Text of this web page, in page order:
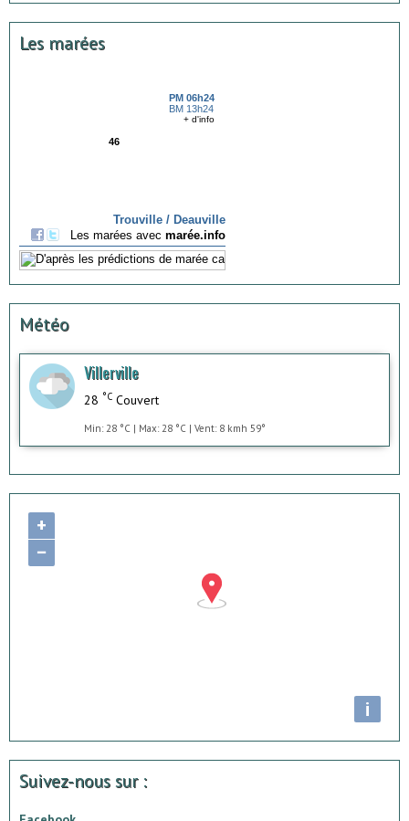
Les marées
Météo
Villerville
28 °C Couvert
Min: 28 °C | Max: 28 °C | Vent: 8 kmh 59°
+
−
i
Suivez-nous sur :